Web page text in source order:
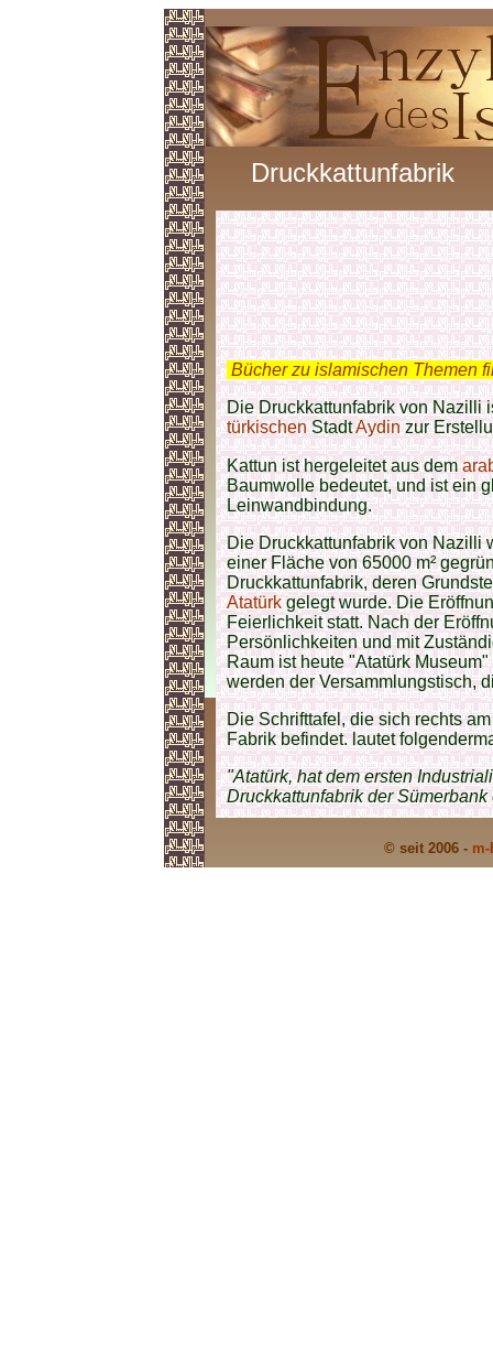
Druckkattunfabrik
Bücher zu islamischen Themen
Die Druckkattunfabrik von Nazilli
türkischenStadtAydinzur
Kattun ist hergeleitet aus dem
Baumwolle bedeutet, und ist ein
Leinwandbindung.
Die Druckkattunfabrik von Nazilli
einer Fläche von 65000 m²
Druckkattunfabrik, deren
Atatürkgelegt wurde. Die
Feierlichkeit statt. Nach der
Persönlichkeiten und mit
Raum ist heute "Atatürk
werden der Versammlungstisch,
Die Schrifttafel, die sich rechts
Fabrik befindet. lautet
"Atatürk, hat dem ersten
Druckkattunfabrik der
© seit 2006 -